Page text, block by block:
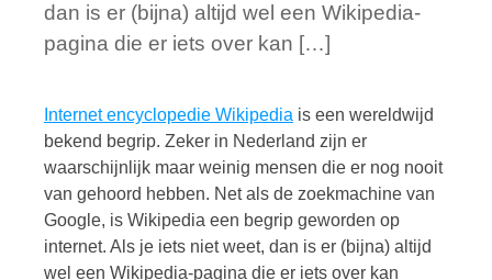
dan is er (bijna) altijd wel een Wikipedia-
pagina die er iets over kan […]
Internet encyclopedie Wikipedia is een wereldwijd
bekend begrip. Zeker in Nederland zijn er
waarschijnlijk maar weinig mensen die er nog nooit
van gehoord hebben. Net als de zoekmachine van
Google, is Wikipedia een begrip geworden op
internet. Als je iets niet weet, dan is er (bijna) altijd
wel een Wikipedia-pagina die er iets over kan